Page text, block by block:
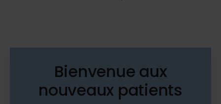
Bienvenue aux
nouveaux patients